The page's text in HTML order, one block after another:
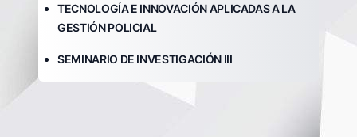
TECNOLOGÍA E INNOVACIÓN APLICADAS A LA
GESTIÓN POLICIAL
SEMINARIO DE INVESTIGACIÓN III